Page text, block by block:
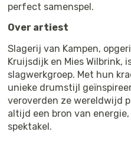
perfect samenspel.
Over artiest
Slagerij van Kampen,
Kruijsdijk en Mies Wilbrink,
slagwerkgroep. Met hun
unieke drumstijl
veroverden ze wereldwijd
altijd een bron van
spektakel.